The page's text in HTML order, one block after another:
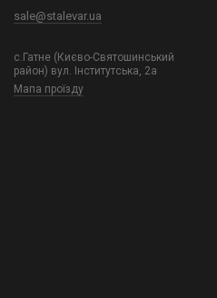
sale@stalevar.ua
с.Гатне (Києво-Святошинський
район) вул. Інститутська, 2а
Мапа проїзду